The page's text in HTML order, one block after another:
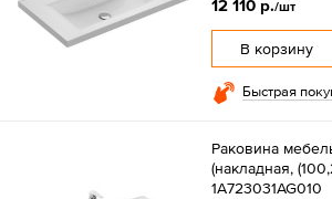
12 110 р./шт
В корзину
Быстрая
Раковина
(накладная,
1A723031AG010